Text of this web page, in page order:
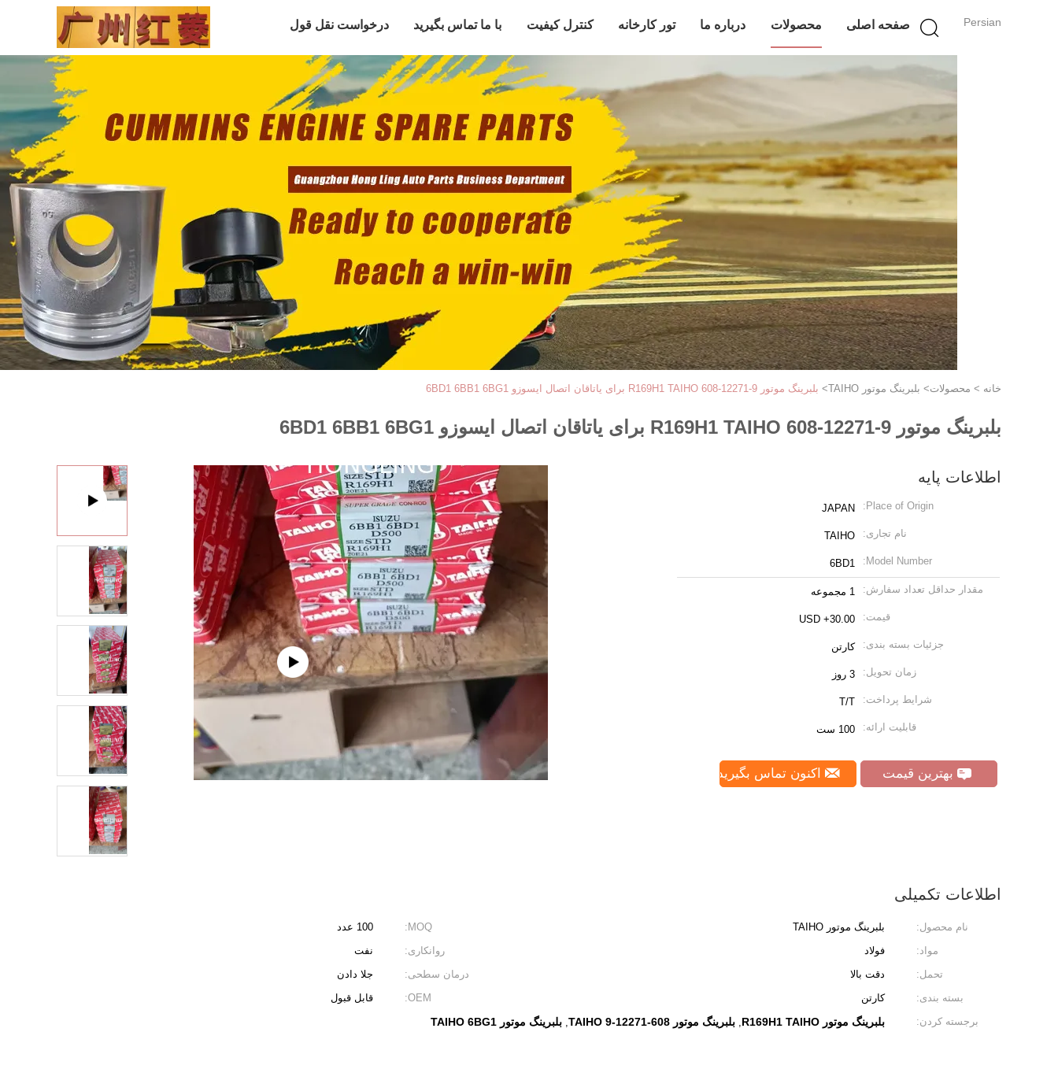
Persian صفحه اصلی محصولات درباره ما تور کارخانه کنترل کیفیت با ما تماس بگیرید درخواست نقل قول
خانه > محصولات> بلبرینگ موتور TAIHO > بلبرینگ موتور 9-12271-608 R169H1 TAIHO برای یاتاقان اتصال ایسوزو 6BD1 6BB1 6BG1
بلبرینگ موتور 9-12271-608 R169H1 TAIHO برای یاتاقان اتصال ایسوزو 6BD1 6BB1 6BG1
اطلاعات پایه
Place of Origin:
JAPAN
نام تجاری: TAIHO
Model Number:
6BD1
مقدار حداقل تعداد سفارش: 1 مجموعه
قیمت: USD +30.00
جزئیات بسته بندی: کارتن
زمان تحویل: 3 روز
شرایط پرداخت: T/T
قابلیت ارائه: 100 ست
بهترین قیمت اکنون تماس بگیرید
اطلاعات تکمیلی
نام محصول: بلبرینگ موتور TAIHO MOQ:
100 عدد
مواد:
فولاد روانکاری:
نفت
تحمل:
دقت بالا درمان سطحی:
جلا دادن
بسته بندی:
کارتن OEM:
قابل قبول
برجسته کردن:
بلبرینگ موتور R169H1 TAIHO , بلبرینگ موتور TAIHO 9-12271-608 , بلبرینگ موتور TAIHO 6BG1